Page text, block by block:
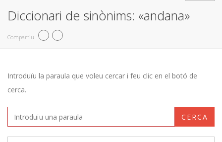
Diccionari de sinònims: «andana»
Compartiu
Introduïu la paraula que voleu cercar i feu clic en el botó de
cerca.
CERCA